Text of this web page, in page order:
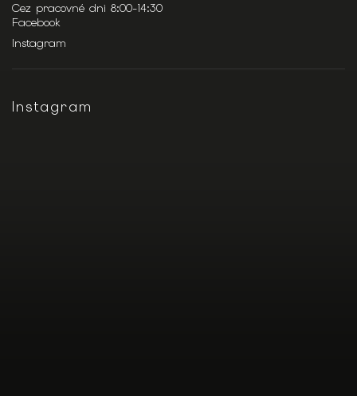
Cez pracovné dni 8:00-14:30
Facebook
Instagram
Instagram